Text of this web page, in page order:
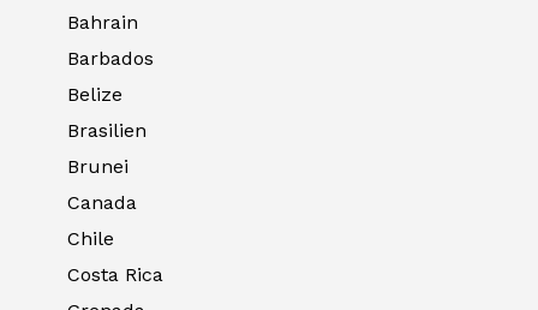
Bahrain
Barbados
Belize
Brasilien
Brunei
Canada
Chile
Costa Rica